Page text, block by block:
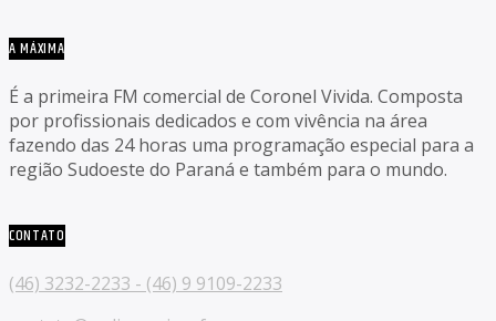
A MÁXIMA
É a primeira FM comercial de Coronel Vivida. Composta
por profissionais dedicados e com vivência na área
fazendo das 24 horas uma programação especial para a
região Sudoeste do Paraná e também para o mundo.
CONTATO
(46) 3232-2233 - (46) 9 9109-2233